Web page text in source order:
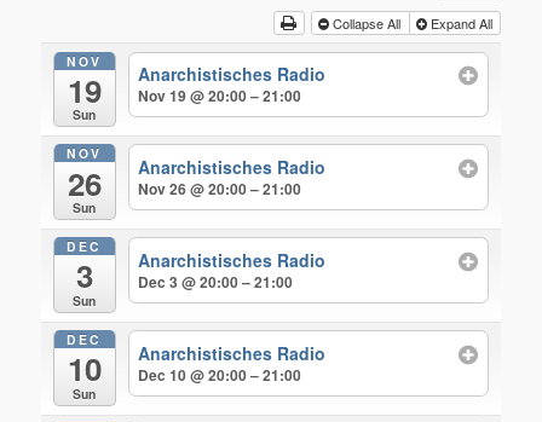
Collapse All Expand All
NOV
19
Sun
Anarchistisches Radio
Nov 19 @ 20:00 – 21:00
NOV
26
Sun
Anarchistisches Radio
Nov 26 @ 20:00 – 21:00
DEC
3
Sun
Anarchistisches Radio
Dec 3 @ 20:00 – 21:00
DEC
10
Sun
Anarchistisches Radio
Dec 10 @ 20:00 – 21:00